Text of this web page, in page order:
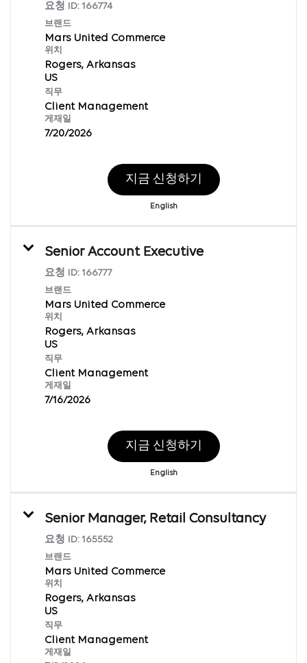
요청 ID: 166774
브랜드
Mars United Commerce
위치
Rogers, Arkansas
직무
Client Management
게재일
7/20/2026
지금 신청하기
English
Senior Account Executive
요청 ID: 166777
브랜드
Mars United Commerce
위치
Rogers, Arkansas
직무
Client Management
게재일
7/16/2026
지금 신청하기
English
Senior Manager, Retail Consultancy
요청 ID: 165552
브랜드
Mars United Commerce
위치
Rogers, Arkansas
직무
Client Management
게재일